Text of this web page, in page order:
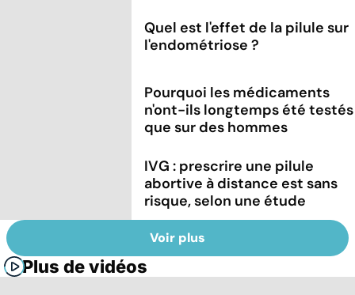
Quel est l'effet de la pilule sur
l'endométriose ?
Pourquoi les médicaments
n'ont-ils longtemps été testés
que sur des hommes
IVG : prescrire une pilule
abortive à distance est sans
risque, selon une étude
Voir plus
Plus de vidéos